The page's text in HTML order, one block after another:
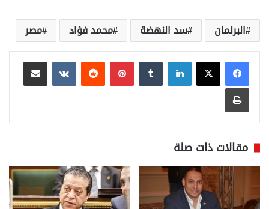
البرلمان سد النهضة محمد فؤاد مصر
لينكدإن بينتيريست
مشاركة عبر البريد
طباعة
مقالات ذات صلة